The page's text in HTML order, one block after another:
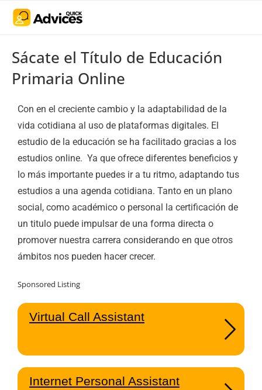
Sácate el Título de Educación
Primaria Online
Con en el creciente cambio y la adaptabilidad de la
vida cotidiana al uso de plataformas digitales. El
estudio de la educación se ha facilitado gracias a los
estudios online. Ya que ofrece diferentes beneficios y
lo más importante puedes ir a tu ritmo, adaptando tus
estudios a una agenda cotidiana. Tanto en un plano
social, como académico o personal la certificación de
un titulo puede impulsar de una forma directa o
promover nuestra carrera considerando en que otros
ámbitos nos pueden hacer crecer.
Sponsored Listing
Virtual Call Assistant
Internet Personal Assistant